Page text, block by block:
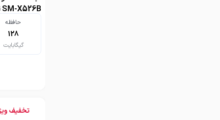
گیگابایت
حافظه
128
گیگابایت
تخفیف